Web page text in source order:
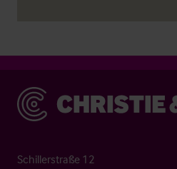
Christie & Co
Schillerstraße 12